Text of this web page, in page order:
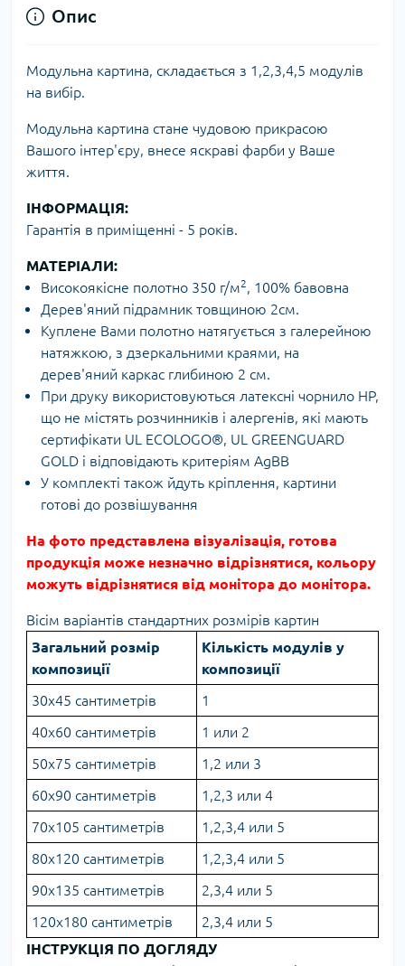
Опис
Модульна картина, складається з 1,2,3,4,5 модулів
на вибір.
Модульна картина стане чудовою прикрасою
Вашого інтер'єру, внесе яскраві фарби у Ваше
життя.
ІНФОРМАЦІЯ:
Гарантія в приміщенні - 5 років.
МАТЕРІАЛИ:
Високоякісне полотно 350 г/м2, 100% бавовна
Дерев'яний підрамник товщиною 2см.
Куплене Вами полотно натягується з галерейною
натяжкою, з дзеркальними краями, на
дерев'яний каркас глибиною 2 см.
При друку використовуються латексні чорнило HP,
що не містять розчинників і алергенів, які мають
сертифікати UL ECOLOGO®, UL GREENGUARD
GOLD і відповідають критеріям AgBB
У комплекті також йдуть кріплення, картини
готові до розвішування
На фото представлена ​​візуалізація, готова
продукція може незначно відрізнятися, кольору
можуть відрізнятися від монітора до монітора.
Вісім варіантів стандартних розмірів картин
Загальний розмір
композиції
Кількість модулів у
композиції
30х45 сантиметрів
1
40х60 сантиметрів
1 или 2
50x75 сантиметрів
1,2 или 3
60x90 сантиметрів
1,2,3 или 4
70x105 сантиметрів
1,2,3,4 или 5
80x120 сантиметрів
1,2,3,4 или 5
90x135 сантиметрів
2,3,4 или 5
120x180 сантиметрів
2,3,4 или 5
ІНСТРУКЦІЯ ПО ДОГЛЯДУ